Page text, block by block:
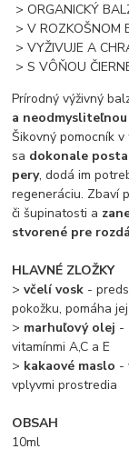
> ORGANICKÝ
> V ROZKOŠNOM
> VYŽIVUJE A
> S VÔŇOU
Prírodný výživný
a
Šikovný pomocník
sa dokonale
pery, dodá im
regeneráciu. Zbaví
či šupinatosti a
stvorené pre
HLAVNÉ ZLOŽKY
>včelí vosk -
pokožku, pomáha
> marhuľový olej -
vitamínmi A,C a E
> kakaové maslo -
vplyvmi prostredia
OBSAH
10ml